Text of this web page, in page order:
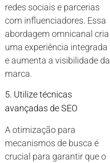
redes sociais e parcerias
com influenciadores. Essa
abordagem omnicanal cria
uma experiência integrada
e aumenta a visibilidade da
marca.
5. Utilize técnicas
avançadas de SEO
A otimização para
mecanismos de busca é
crucial para garantir que o